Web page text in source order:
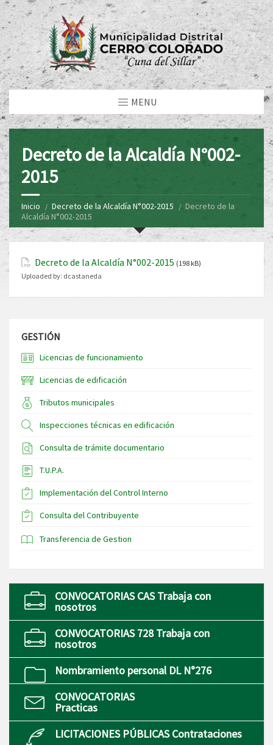
MENU
Decreto de la Alcaldía N°002-
2015
Inicio Decreto de la Alcaldía N°002-2015
Decreto de la
Alcaldía N°002-2015
Decreto de la Alcaldía N°002-2015 (198 kB)
Uploaded by: dcastaneda
GESTIÓN
Licencias de funcionamiento
Licencias de edificación
Tributos municipales
Inspecciones técnicas en edificación
Consulta de trámite documentario
T.U.P.A.
Implementación del Control Interno
Consulta del Contribuyente
Transferencia de Gestion
CONVOCATORIAS CAS Trabaja con
nosotros
CONVOCATORIAS 728 Trabaja con
nosotros
Nombramiento personal DL N°276
CONVOCATORIAS
Practicas
LICITACIONES PÚBLICAS Contrataciones